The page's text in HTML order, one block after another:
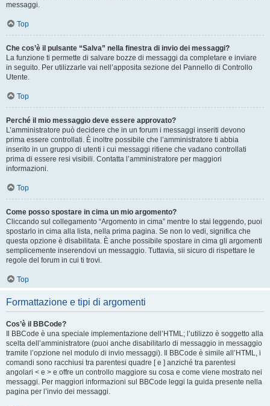
messaggi.
Top
Che cos’è il pulsante “Salva” nella finestra di invio dei messaggi?
La funzione ti permette di salvare bozze di messaggi da completare e inviare
in seguito. Per utilizzarle vai nell’apposita sezione del Pannello di Controllo
Utente.
Top
Perché il mio messaggio deve essere approvato?
L’amministratore può decidere che in un forum i messaggi inseriti devono
prima essere controllati. È inoltre possibile che l’amministratore ti abbia
inserito in un gruppo di utenti i cui messaggi ritiene che vadano controllati
prima di essere resi visibili. Contatta l’amministratore per maggiori
informazioni.
Top
Come posso spostare in cima un mio argomento?
Cliccando sul collegamento “Argomento in cima” mentre lo stai leggendo, puoi
spostarlo in cima alla lista, nella prima pagina. Se non lo vedi, significa che
questa opzione è disabilitata. È anche possibile spostare in cima gli argomenti
semplicemente inserendovi un messaggio. Tuttavia, sii sicuro di rispettare le
regole del forum in cui ti trovi.
Top
Formattazione e tipi di argomenti
Cos’è il BBCode?
Il BBCode è una speciale implementazione dell’HTML; l’utilizzo è soggetto alla
scelta dell’amministratore (puoi anche disabilitarlo di messaggio in messaggio
tramite l’opzione nel modulo di invio messaggi). Il BBCode è simile all’HTML, i
comandi sono racchiusi tra parentesi quadre [ e ] anziché tra parentesi
angolari < e > e offre un controllo maggiore su cosa e come viene mostrato nei
messaggi. Per maggiori informazioni sul BBCode leggi la guida presente nella
pagina per l’invio dei messaggi.